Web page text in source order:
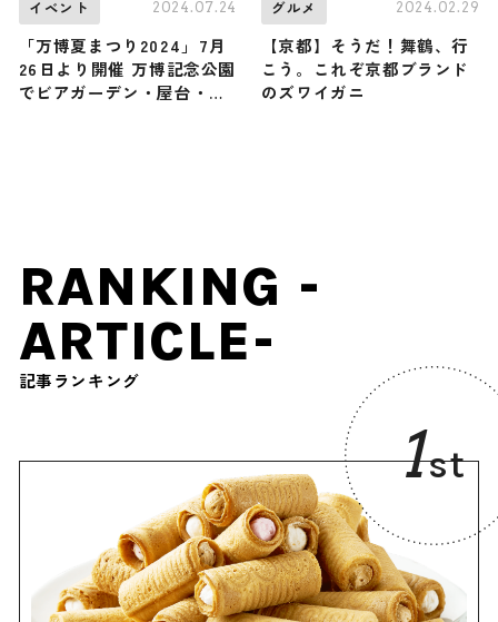
イベント 2024.07.24
「万博夏まつり2024」7月
26日より開催 万博記念公園
でビアガーデン・屋台・盆
グルメ 2024.02.29
【京都】そうだ！舞鶴、行
こう。これぞ京都ブランド
のズワイガニ
RANKING -
ARTICLE-
記事ランキング
1st